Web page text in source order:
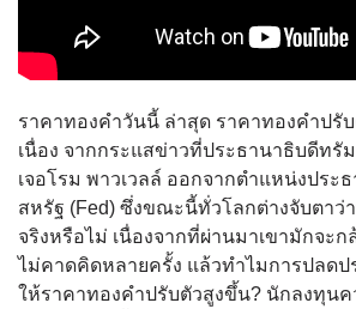
ราคาทองคำวันนี้ ล่าสุด ราคาทองคำปรั
เนื่อง จากกระแสข่าวที่ประธานาธิบดีทรั
เจอโรม พาวเวลล์ ออกจากตำแหน่งประ
สหรัฐ (Fed) ซึ่งขณะนี้ทั่วโลกต่างจับตาว่
จริงหรือไม่ เนื่องจากที่ผ่านมาเขามักจะก
ไม่คาดคิดหลายครั้ง แล้วทำไมการปลดป
ให้ราคาทองคำปรับตัวสูงขึ้น? นักลงทุนค